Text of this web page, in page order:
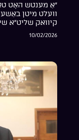
“אַ מענטש האָט
וועלט מיטן
קיוואק שליט”א
10/02/2026